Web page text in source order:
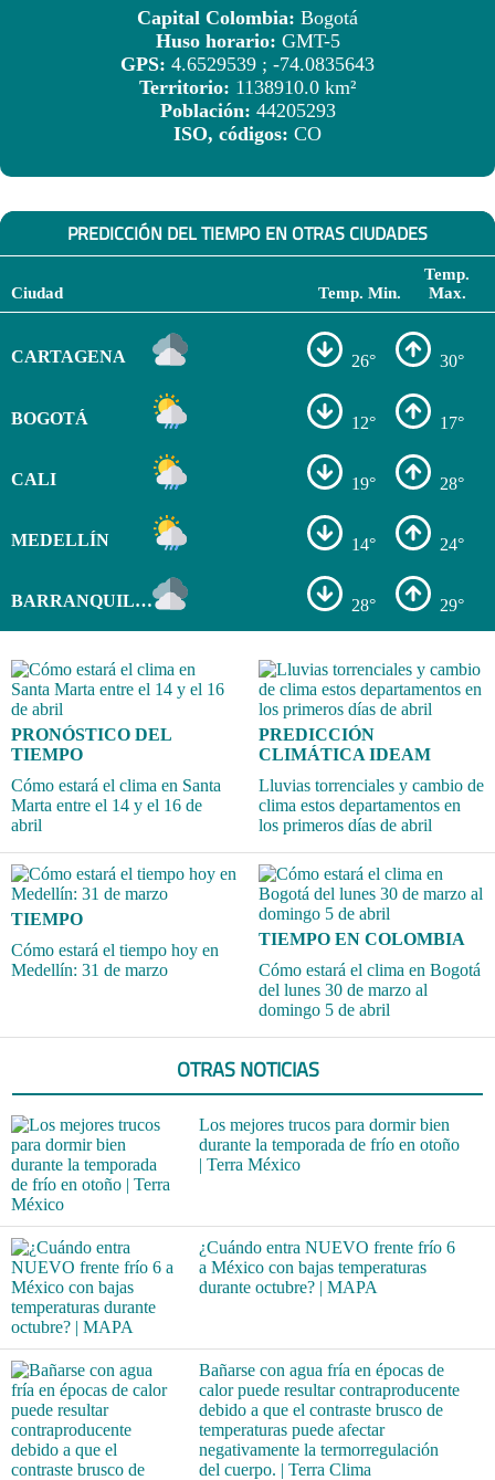
Capital Colombia: Bogotá
Huso horario: GMT-5
GPS: 4.6529539 ; -74.0835643
Territorio: 1138910.0 km²
Población: 44205293
ISO, códigos: CO
PREDICCIÓN DEL TIEMPO EN OTRAS CIUDADES
Ciudad Temp. Min.
Temp.
Max.
CARTAGENA 26° 30°
BOGOTÁ 12° 17°
CALI 19° 28°
MEDELLÍN 14° 24°
BARRANQUILLA 28° 29°
PRONÓSTICO DEL
TIEMPO
Cómo estará el clima en Santa
Marta entre el 14 y el 16 de
abril
PREDICCIÓN
CLIMÁTICA IDEAM
Lluvias torrenciales y cambio de
clima estos departamentos en
los primeros días de abril
TIEMPO
Cómo estará el tiempo hoy en
Medellín: 31 de marzo
TIEMPO EN COLOMBIA
Cómo estará el clima en Bogotá
del lunes 30 de marzo al
domingo 5 de abril
OTRAS NOTICIAS
Los mejores trucos para dormir bien
durante la temporada de frío en otoño
| Terra México
¿Cuándo entra NUEVO frente frío 6
a México con bajas temperaturas
durante octubre? | MAPA
Bañarse con agua fría en épocas de
calor puede resultar contraproducente
debido a que el contraste brusco de
temperaturas puede afectar
negativamente la termorregulación
del cuerpo. | Terra Clima